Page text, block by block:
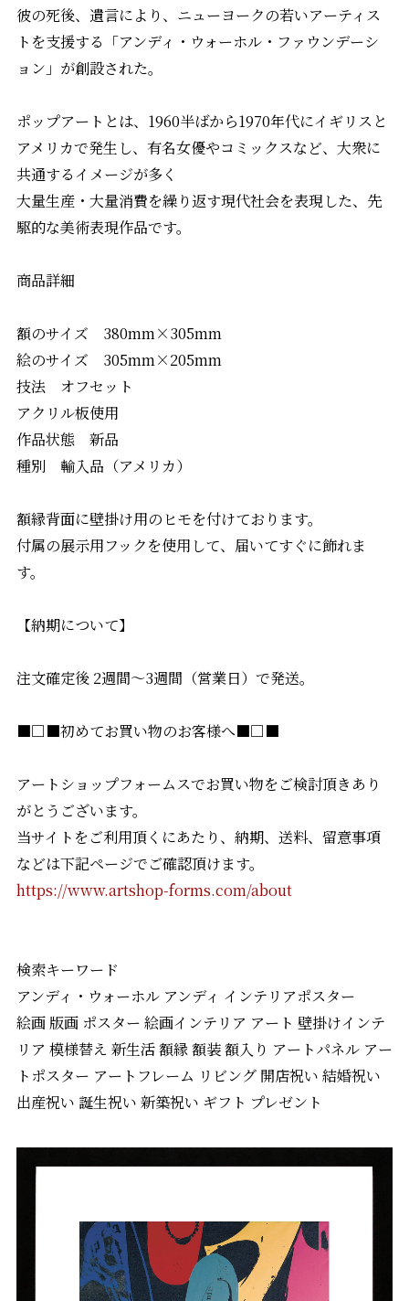
彼の死後、遺言により、ニューヨークの若いアーティス
トを支援する「アンディ・ウォーホル・ファウンデーシ
ョン」が創設された。
ポップアートとは、1960半ばから1970年代にイギリスと
アメリカで発生し、有名女優やコミックスなど、大衆に
共通するイメージが多く
大量生産・大量消費を繰り返す現代社会を表現した、先
駆的な美術表現作品です。
商品詳細
額のサイズ 380mm×305mm
絵のサイズ 305mm×205mm
技法 オフセット
アクリル板使用
作品状態 新品
種別 輸入品（アメリカ）
額縁背面に壁掛け用のヒモを付けております。
付属の展示用フックを使用して、届いてすぐに飾れま
す。
【納期について】
注文確定後 2週間〜3週間（営業日）で発送。
■□■初めてお買い物のお客様へ■□■
アートショップフォームスでお買い物をご検討頂きあり
がとうございます。
当サイトをご利用頂くにあたり、納期、送料、留意事項
などは下記ページでご確認頂けます。
https://www.artshop-forms.com/about
検索キーワード
アンディ・ウォーホル アンディ インテリアポスター
絵画 版画 ポスター 絵画インテリア アート 壁掛けインテ
リア 模様替え 新生活 額縁 額装 額入り アートパネル アー
トポスター アートフレーム リビング 開店祝い 結婚祝い
出産祝い 誕生祝い 新築祝い ギフト プレゼント